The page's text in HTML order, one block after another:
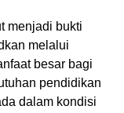
menjadi bukti
melalui
besar bagi
pendidikan
dalam kondisi